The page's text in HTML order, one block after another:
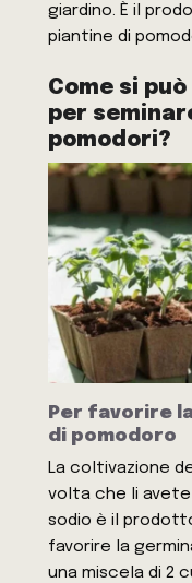
giardino. È il
piantine di
Come si
per
pomodori?
Per favorire
di pomodoro
La coltivazione
volta che li
sodio è il
favorire la
una miscela di 2